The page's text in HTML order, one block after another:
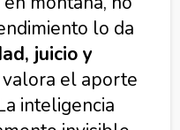
lo da
juicio y
valora el aporte
inteligencia